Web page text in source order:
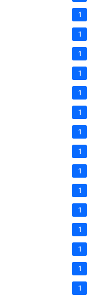
1
1
1
1
1
1
1
1
1
1
1
1
1
1
1